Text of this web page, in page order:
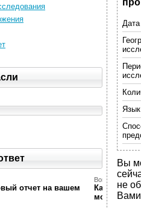
отчет на вашем
Вопрос:
Как найти
можете
Вы
не